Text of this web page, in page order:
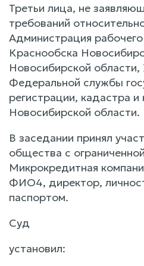
Третьи лица, не
требований
Администрация
Краснообска
Новосибирской области,
Федеральной службы
регистрации, кадастра
Новосибирской области.
В заседании принял
общества с
Микрокредитная
ФИО4, директор,
паспортом.
Суд
установил: